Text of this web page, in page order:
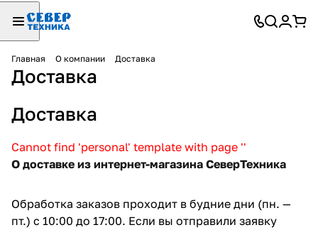
Главная О компании Доставка
Доставка
Доставка
Cannot find 'personal' template with page ''
О доставке из интернет-магазина СеверТехника
Обработка заказов проходит в будние дни (пн. —
пт.) с 10:00 до 17:00. Если вы отправили заявку